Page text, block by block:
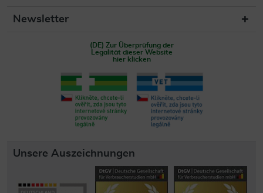
Newsletter
(DE) Zur Überprüfung der
Legalität dieser Website
hier klicken
Unsere Auszeichnungen